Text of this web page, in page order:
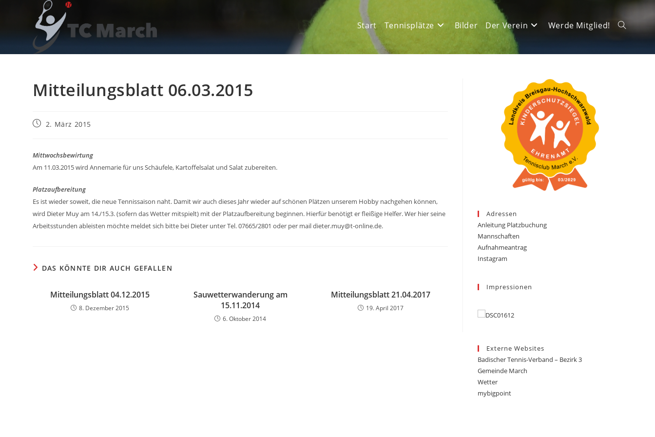
Start Tennisplätze Bilder Der Verein Werde Mitglied! Website-
Mitteilungsblatt 06.03.2015
Beitrag2. März 2015
Mittwochsbewirtung
Am 11.03.2015 wird Annemarie für uns Schäufele, Kartoffelsalat und Salat zubereiten.
Platzaufbereitung
Es ist wieder soweit, die neue Tennissaison naht. Damit wir auch dieses Jahr wieder auf schönen Plätzen unserem Hobby nachgehen können,
wird Dieter Muy am 14./15.3. (sofern das Wetter mitspielt) mit der Platzaufbereitung beginnen. Hierfür benötigt er fleißige Helfer. Wer hier seine
Arbeitsstunden ableisten möchte meldet sich bitte bei Dieter unter Tel. 07665/2801 oder per mail dieter.muy@t-online.de.
DAS KÖNNTE DIR AUCH GEFALLEN
Mitteilungsblatt 04.12.2015
8. Dezember 2015
Sauwetterwanderung am
15.11.2014
6. Oktober 2014
Mitteilungsblatt 21.04.2017
19. April 2017
Adressen
Anleitung Platzbuchung
Mannschaften
Aufnahmeantrag
Instagram
Impressionen
Externe Websites
Badischer Tennis-Verband – Bezirk 3
Gemeinde March
Wetter
mybigpoint